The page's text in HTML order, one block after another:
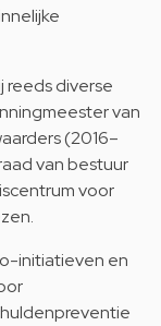
reeds diverse
van
(2016–
van bestuur
voor
initiatieven en